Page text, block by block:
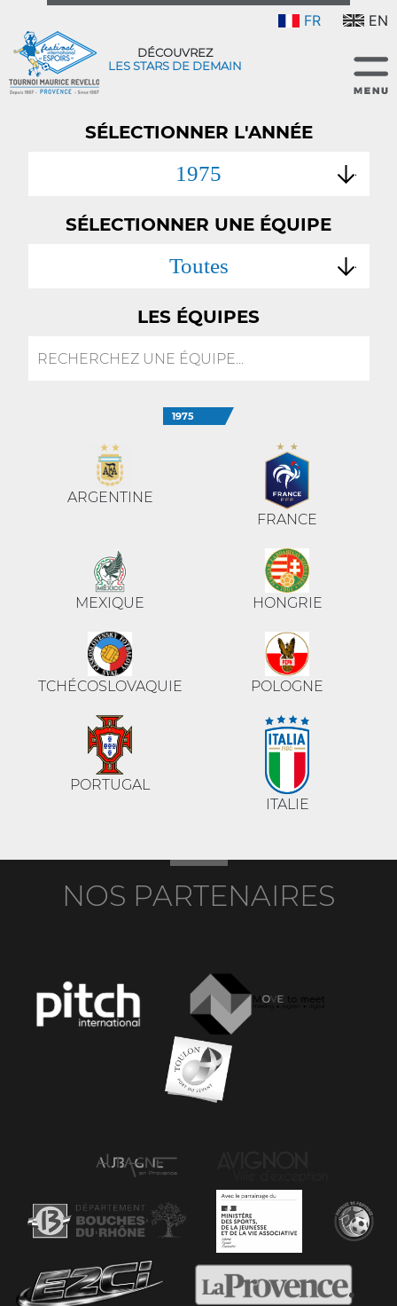
FR EN
DÉCOUVREZ
LES STARS DE DEMAIN
SÉLECTIONNER L'ANNÉE
1975
SÉLECTIONNER UNE ÉQUIPE
Toutes
LES ÉQUIPES
1975
ARGENTINE
FRANCE
MEXIQUE HONGRIE
TCHÉCOSLOVAQUIE POLOGNE
PORTUGAL
ITALIE
NOS PARTENAIRES